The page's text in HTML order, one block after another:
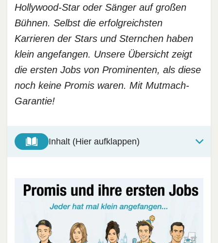
Hollywood-Star oder Sänger auf großen
Bühnen. Selbst die erfolgreichsten
Karrieren der Stars und Sternchen haben
klein angefangen. Unsere Übersicht zeigt
die ersten Jobs von Prominenten, als diese
noch keine Promis waren. Mit Mutmach-
Garantie!
Inhalt (Hier aufklappen)